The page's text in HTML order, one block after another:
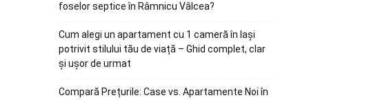
foselor septice în Râmnicu Vâlcea?
Cum alegi un apartament cu 1 cameră în Iași
potrivit stilului tău de viață – Ghid complet, clar
și ușor de urmat
Compară Prețurile: Case vs. Apartamente Noi în